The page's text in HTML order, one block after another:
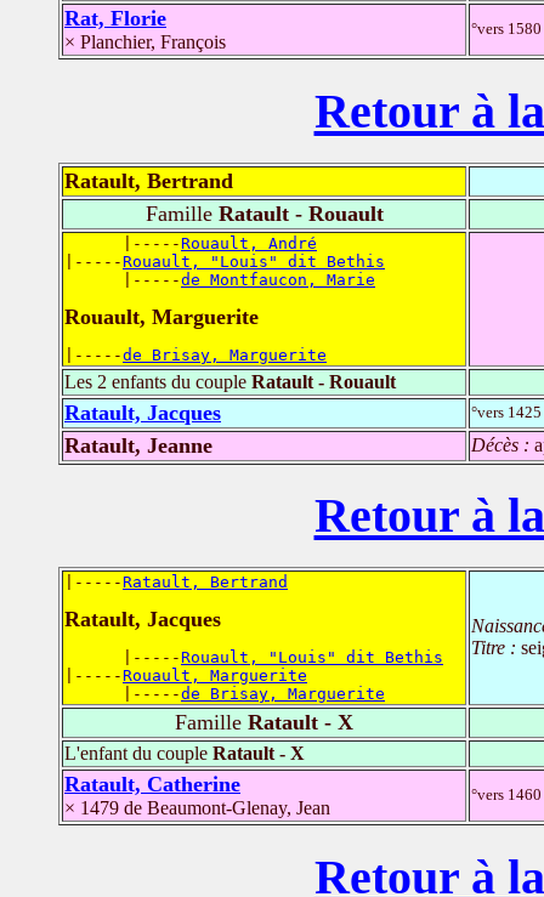
Rat, Florie
× Planchier, François
°vers
Retour à
Ratault, Bertrand
FamilleRatault - Rouault
      |-----
Rouault, André
|-----Rouault, "Louis" dit Bethis
      |-----
de Montfaucon, Marie
Rouault, Marguerite
|-----de Brisay, Marguerite
Les 2 enfants du couple Ratault - Rouault
Ratault, Jacques °vers
Ratault, Jeanne Décès :
Retour à
|-----Ratault, Bertrand
Ratault, Jacques
      |-----
Rouault, "Louis" dit Bethis
|-----Rouault, Marguerite
      |-----
de Brisay, Marguerite
Titre :
Famille Ratault - X
L'enfant du couple Ratault - X
Ratault, Catherine
× 1479 de Beaumont-Glenay, Jean
°vers
Retour à